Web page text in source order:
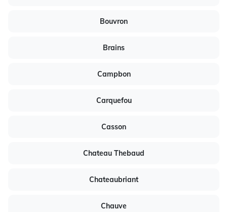
Bouvron
Brains
Campbon
Carquefou
Casson
Chateau Thebaud
Chateaubriant
Chauve